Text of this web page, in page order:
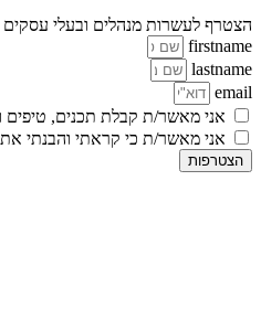
הצטרף לעשרות מנהלים ובעלי עסקים
firstname
lastname
email
אני מאשר/ת קבלת תכנים, טיפים
אני מאשר/ת כי קראתי והבנתי את
הצטרפות